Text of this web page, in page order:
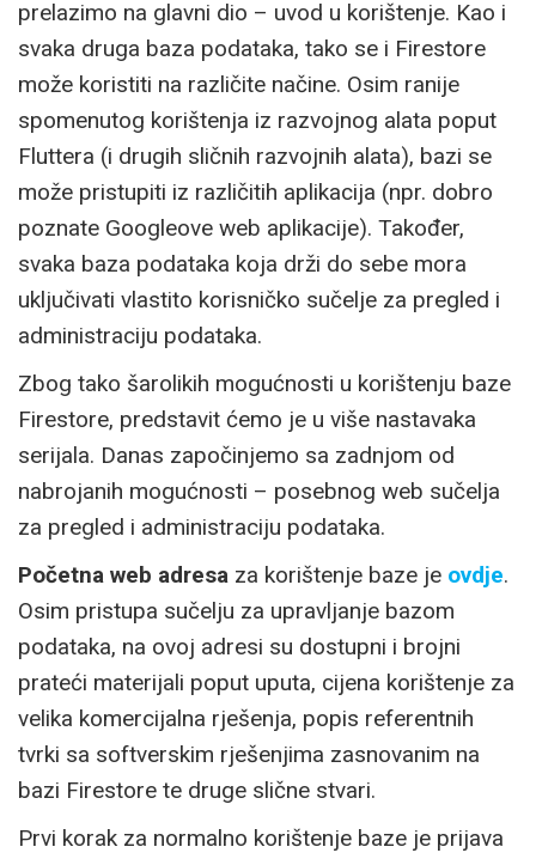
prelazimo na glavni dio – uvod u korištenje. Kao i
svaka druga baza podataka, tako se i Firestore
može koristiti na različite načine. Osim ranije
spomenutog korištenja iz razvojnog alata poput
Fluttera (i drugih sličnih razvojnih alata), bazi se
može pristupiti iz različitih aplikacija (npr. dobro
poznate Googleove web aplikacije). Također,
svaka baza podataka koja drži do sebe mora
uključivati vlastito korisničko sučelje za pregled i
administraciju podataka.
Zbog tako šarolikih mogućnosti u korištenju baze
Firestore, predstavit ćemo je u više nastavaka
serijala. Danas započinjemo sa zadnjom od
nabrojanih mogućnosti – posebnog web sučelja
za pregled i administraciju podataka.
Početna web adresa za korištenje baze je ovdje.
Osim pristupa sučelju za upravljanje bazom
podataka, na ovoj adresi su dostupni i brojni
prateći materijali poput uputa, cijena korištenje za
velika komercijalna rješenja, popis referentnih
tvrki sa softverskim rješenjima zasnovanim na
bazi Firestore te druge slične stvari.
Prvi korak za normalno korištenje baze je prijava